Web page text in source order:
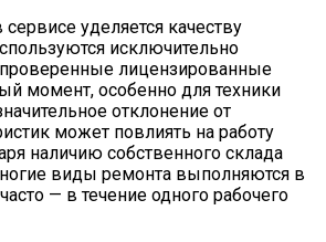
уделяется качеству
исключительно
лицензированные
момент, особенно для техники
отклонение от
может повлиять на работу
наличию собственного склада
виды ремонта выполняются в
— в течение одного рабочего